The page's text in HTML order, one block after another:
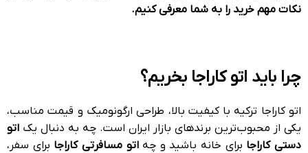
نکات مهم خرید را به شما معرفی کنیم.
چرا باید اتو کاراجا بخریم؟
اتو کاراجا ترکیه با کیفیت بالا، طراحی ارگونومیک و قیمت مناسب،
یکی از محبوب‌ترین برندهای بازار ایران است. چه به دنبال یک اتو
دستی کاراجا برای خانه باشید و چهاتو مسافرتی کاراجا برای سفر،